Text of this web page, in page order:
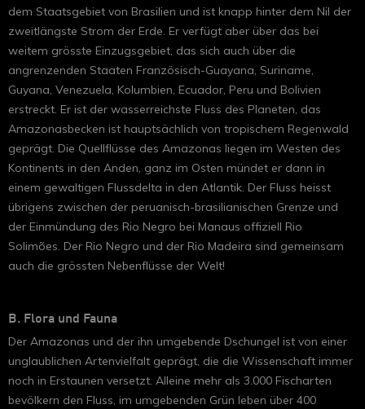
dem Staatsgebiet von Brasilien und ist knapp hinter dem Nil der
zweitlängste Strom der Erde. Er verfügt aber über das bei
weitem grösste Einzugsgebiet, das sich auch über die
angrenzenden Staaten Französisch-Guayana, Suriname,
Guyana, Venezuela, Kolumbien, Ecuador, Peru und Bolivien
erstreckt. Er ist der wasserreichste Fluss des Planeten, das
Amazonasbecken ist hauptsächlich von tropischem Regenwald
geprägt. Die Quellflüsse des Amazonas liegen im Westen des
Kontinents in den Anden, ganz im Osten mündet er dann in
einem gewaltigen Flussdelta in den Atlantik. Der Fluss heisst
übrigens zwischen der peruanisch-brasilianischen Grenze und
der Einmündung des Rio Negro bei Manaus offiziell Rio
Solimões. Der Rio Negro und der Rio Madeira sind gemeinsam
auch die grössten Nebenflüsse der Welt!
B. Flora und Fauna
Der Amazonas und der ihn umgebende Dschungel ist von einer
unglaublichen Artenvielfalt geprägt, die die Wissenschaft immer
noch in Erstaunen versetzt. Alleine mehr als 3.000 Fischarten
bevölkern den Fluss, im umgebenden Grün leben über 400